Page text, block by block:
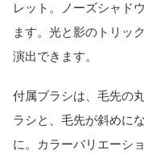
レット。ノーズシャド
ます。光と影のトリッ
演出できます。
付属ブラシは、毛先の
ラシと、毛先が斜めに
に。カラーバリエーシ